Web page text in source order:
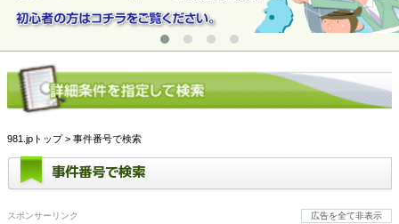
981.jpトップ> 事件番号で検索
事件番号で検索
スポンサーリンク 広告を全て非表示